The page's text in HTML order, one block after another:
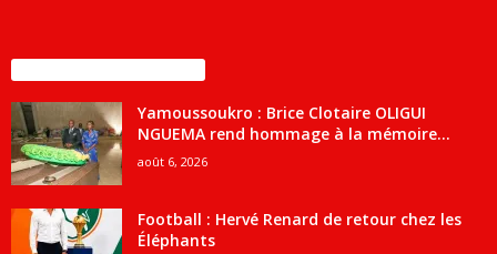
Yamoussoukro : Brice Clotaire OLIGUI
NGUEMA rend hommage à la mémoire...
août 6, 2026
Football : Hervé Renard de retour chez les
Éléphants